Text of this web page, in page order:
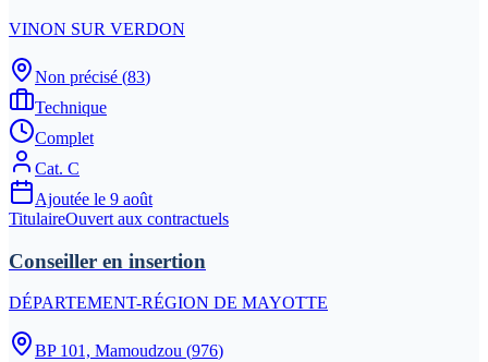
VINON SUR VERDON
Non précisé (83)
Technique
Complet
Cat. C
Ajoutée le 9 août
TitulaireOuvert aux contractuels
Conseiller en insertion
DÉPARTEMENT-RÉGION DE MAYOTTE
BP 101, Mamoudzou (976)